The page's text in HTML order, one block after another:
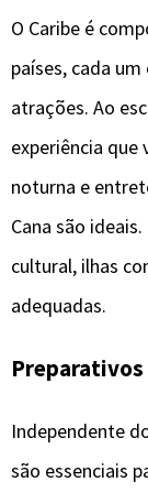
O Caribe é
países, cada
atrações. Ao
experiência que
noturna e
Cana são
cultural, ilhas
adequadas.
Preparativos
Independente
são essenciais